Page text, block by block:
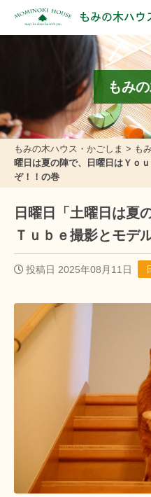
もみの木ハウ
もみ
もみの木ハウス・かごしま > も
曜日は夏の陣で、日曜日はＹｏ
ぞ！！の巻
日曜日「土曜日は夏
Ｔｕｂｅ撮影とモデ
投稿日 2025年08月11日